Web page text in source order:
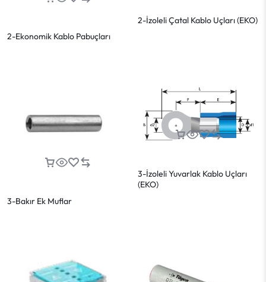
2-Ekonomik Kablo Pabuçları
2-İzoleli Çatal Kablo Uçları (EKO)
3-Bakır Ek Muflar
3-İzoleli Yuvarlak Kablo Uçları
(EKO)